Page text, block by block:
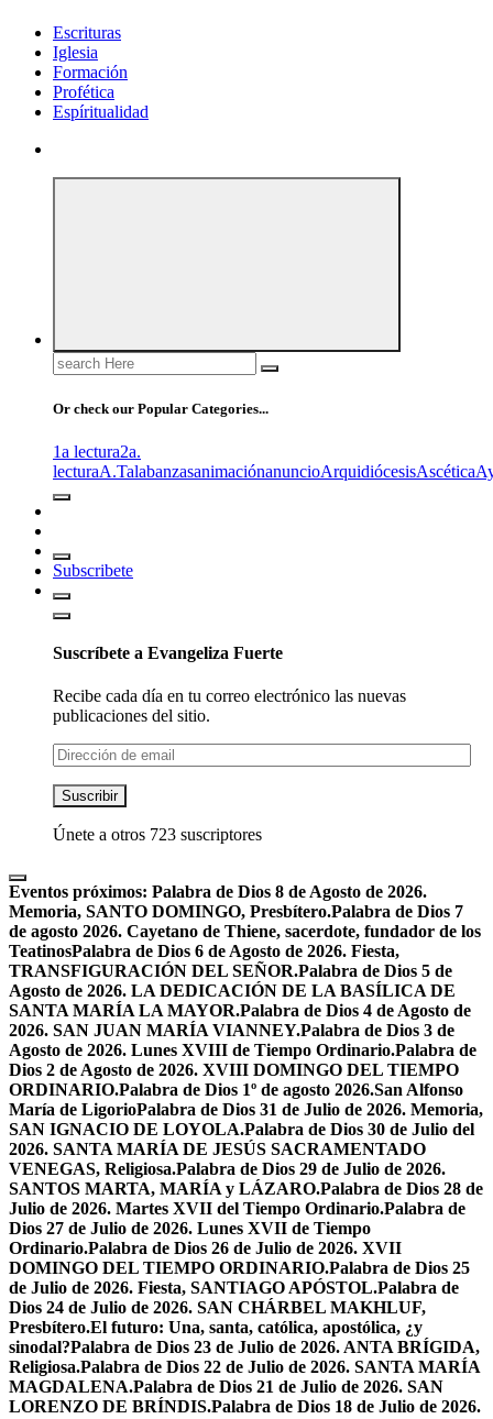
Escrituras
Iglesia
Formación
Profética
Espíritualidad
Search
for:
Or check our Popular Categories...
1a lectura2a.
lecturaA.TalabanzasanimaciónanuncioArquidiócesisAscética
Subscribete
Suscríbete a Evangeliza Fuerte
Recibe cada día en tu correo electrónico las nuevas
publicaciones del sitio.
Dirección
de
email
Suscribir
Únete a otros 723 suscriptores
Eventos próximos: Palabra de Dios 8 de Agosto de 2026.
Memoria, SANTO DOMINGO, Presbítero.Palabra de Dios 7
de agosto 2026. Cayetano de Thiene, sacerdote, fundador de los
TeatinosPalabra de Dios 6 de Agosto de 2026. Fiesta,
TRANSFIGURACIÓN DEL SEÑOR.Palabra de Dios 5 de
Agosto de 2026. LA DEDICACIÓN DE LA BASÍLICA DE
SANTA MARÍA LA MAYOR.Palabra de Dios 4 de Agosto de
2026. SAN JUAN MARÍA VIANNEY.Palabra de Dios 3 de
Agosto de 2026. Lunes XVIII de Tiempo Ordinario.Palabra de
Dios 2 de Agosto de 2026. XVIII DOMINGO DEL TIEMPO
ORDINARIO.Palabra de Dios 1º de agosto 2026.San Alfonso
María de LigorioPalabra de Dios 31 de Julio de 2026. Memoria,
SAN IGNACIO DE LOYOLA.Palabra de Dios 30 de Julio del
2026. SANTA MARÍA DE JESÚS SACRAMENTADO
VENEGAS, Religiosa.Palabra de Dios 29 de Julio de 2026.
SANTOS MARTA, MARÍA y LÁZARO.Palabra de Dios 28 de
Julio de 2026. Martes XVII del Tiempo Ordinario.Palabra de
Dios 27 de Julio de 2026. Lunes XVII de Tiempo
Ordinario.Palabra de Dios 26 de Julio de 2026. XVII
DOMINGO DEL TIEMPO ORDINARIO.Palabra de Dios 25
de Julio de 2026. Fiesta, SANTIAGO APÓSTOL.Palabra de
Dios 24 de Julio de 2026. SAN CHÁRBEL MAKHLUF,
Presbítero.El futuro: Una, santa, católica, apostólica, ¿y
sinodal?Palabra de Dios 23 de Julio de 2026. ANTA BRÍGIDA,
Religiosa.Palabra de Dios 22 de Julio de 2026. SANTA MARÍA
MAGDALENA.Palabra de Dios 21 de Julio de 2026. SAN
LORENZO DE BRÍNDIS.Palabra de Dios 18 de Julio de 2026.